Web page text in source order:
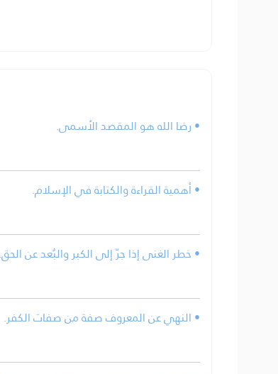
• رضا الله هو المقصد الأسمى.
• أهمية القراءة والكتابة في الإسلام.
• خطر الغنى إذا جرّ إلى الكبر والبُعد عن الحق.
• النهي عن المعروف صفة من صفات الكفر.